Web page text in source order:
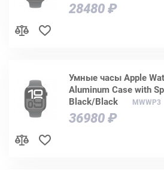
28480 ₽
Умные часы Apple
Aluminum Case with
Black/Black
MWWP3
36980 ₽